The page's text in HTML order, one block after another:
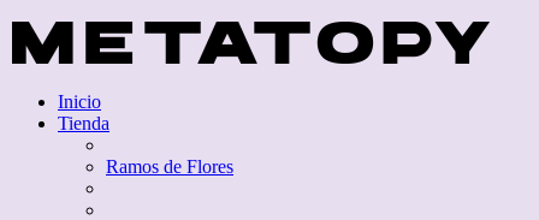
Inicio
Tienda
Ramos de Flores